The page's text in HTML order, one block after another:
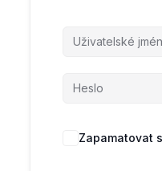
Zapamatovat